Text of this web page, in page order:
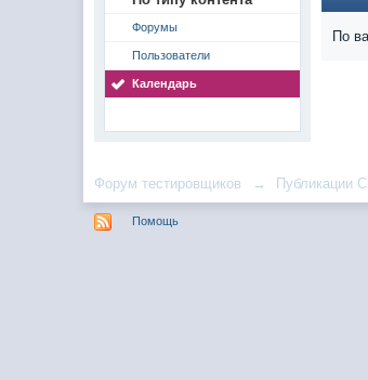
Форумы
Пользователи
Календарь
По
Форум тестировщиков → Публикации
Помощь